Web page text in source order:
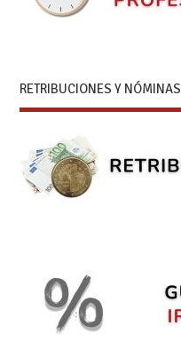
RETRIBUCIONES Y NÓMINAS